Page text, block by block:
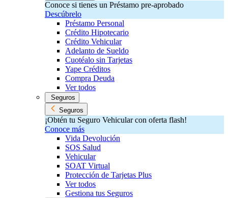
Conoce si tienes un Préstamo pre-aprobado
Descúbrelo
Préstamo Personal
Crédito Hipotecario
Crédito Vehicular
Adelanto de Sueldo
Cuotéalo sin Tarjetas
Yape Créditos
Compra Deuda
Ver todos
Seguros
Seguros
¡Obtén tu Seguro Vehicular con oferta flash!
Conoce más
Vida Devolución
SOS Salud
Vehicular
SOAT Virtual
Protección de Tarjetas Plus
Ver todos
Gestiona tus Seguros